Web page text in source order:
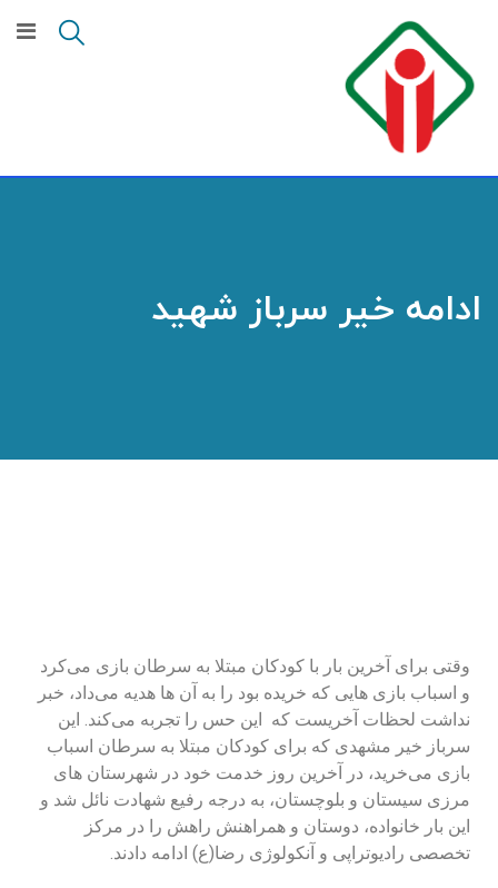
ادامه خیر سرباز شهید
وقتی برای آخرین بار با کودکان مبتلا به سرطان بازی می‌کرد
و اسباب بازی هایی که خریده بود را به آن ها هدیه می‌داد، خبر
نداشت لحظات آخریست که این حس را تجربه می‌کند. این
سرباز خیر مشهدی که برای کودکان مبتلا به سرطان اسباب
بازی می‌خرید، در آخرین روز خدمت خود در شهرستان های
مرزی سیستان و بلوچستان، به درجه رفیع شهادت نائل شد و
این بار خانواده، دوستان و همراهنش راهش را در مرکز
تخصصی رادیوتراپی و آنکولوژی رضا(ع) ادامه دادند.